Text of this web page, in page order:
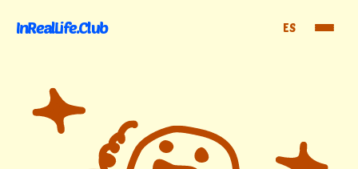
InRealLife.Club ES